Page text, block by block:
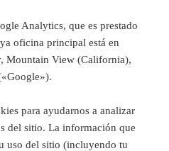
Analytics, que es prestado
oficina principal está en
Mountain View (California),
para ayudarnos a analizar
del sitio. La información que
uso del sitio (incluyendo tu